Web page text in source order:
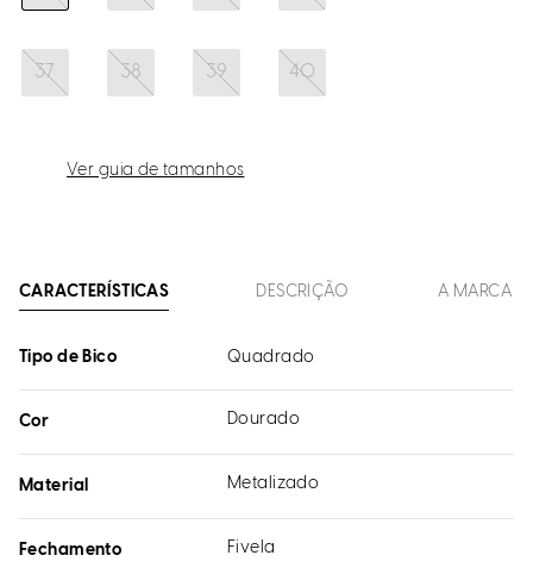
37 38 39 40
Ver guia de tamanhos
CARACTERÍSTICAS DESCRIÇÃO A MARCA
Tipo de Bico Quadrado
Cor Dourado
Material Metalizado
Fechamento Fivela